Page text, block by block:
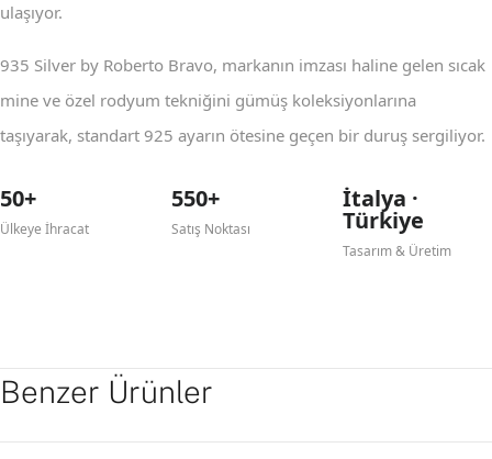
ulaşıyor.
935 Silver by Roberto Bravo, markanın imzası haline gelen sıcak
mine ve özel rodyum tekniğini gümüş koleksiyonlarına
taşıyarak, standart 925 ayarın ötesine geçen bir duruş sergiliyor.
50+
Ülkeye İhracat
550+
Satış Noktası
İtalya ·
Türkiye
Tasarım & Üretim
Benzer Ürünler